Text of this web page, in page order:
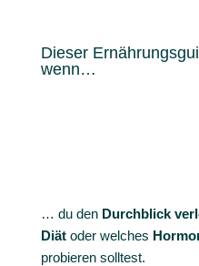
Dieser
wenn…
… du den Durchblick
Diätoder welches
probieren solltest.